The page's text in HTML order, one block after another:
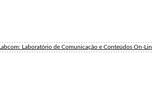
Labcom: Laboratório de Comunicação e Conteúdos On-